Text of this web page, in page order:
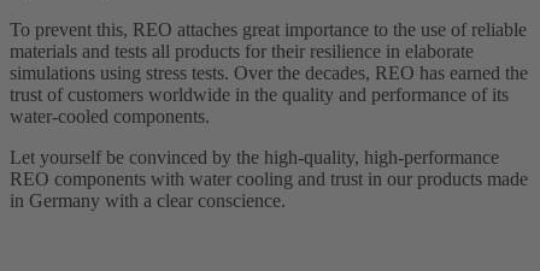
To prevent this, REO attaches great importance to the use of reliable
materials and tests all products for their resilience in elaborate
simulations using stress tests. Over the decades, REO has earned the
trust of customers worldwide in the quality and performance of its
water-cooled components.
Let yourself be convinced by the high-quality, high-performance
REO components with water cooling and trust in our products made
in Germany with a clear conscience.